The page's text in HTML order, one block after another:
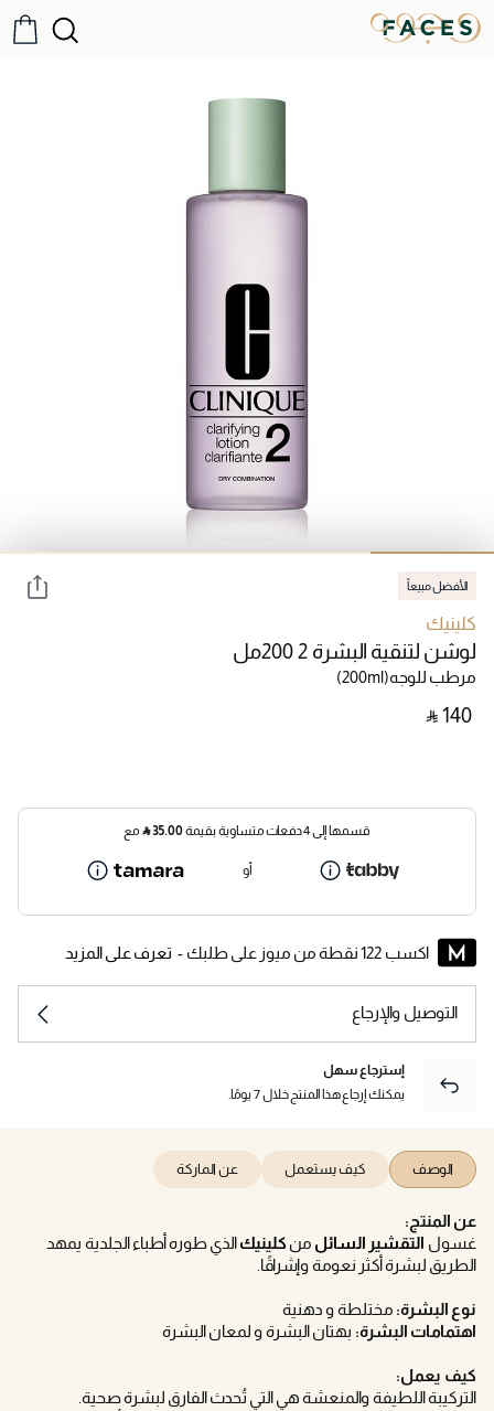
الأفضل مبيعاً
كلينيك
لوشن لتنقية البشرة 2 200مل
مرطب للوجه(200ml)
‎ ⃁ ⁦140⁩ ‎
قسمها إلى 4 دفعات متساوية بقيمة 35.00
⃁ مع
أو
اكسب 122 نقطة من ميوز على طلبك - تعرف على المزيد
التوصيل والإرجاع
إسترجاع سهل
يمكنك إرجاع هذا المنتج خلال 7 يومًا.
الوصف كيف يستعمل عن الماركة
عن المنتج:
غسول التقشير السائل من كلينيكالذي طوره أطباء الجلدية يمهد
الطريق لبشرة أكثر نعومة وإشراقًا.
نوع البشرة: مختلطة و دهنية
اهتمامات البشرة: بهتان البشرة و لمعان البشرة
كيف يعمل:
التركيبة اللطيفة والمنعشة هي التي تُحدث الفارق لبشرة صحية.